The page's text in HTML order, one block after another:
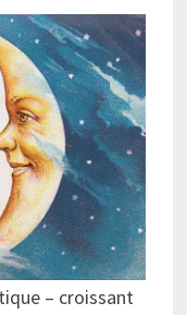
– croissant